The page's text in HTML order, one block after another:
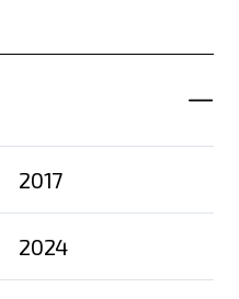
2017
2024